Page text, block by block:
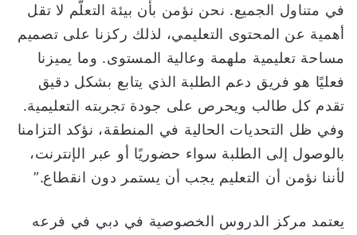
في متناول الجميع. نحن نؤمن بأن بيئة التعلّم لا تقل
أهمية عن المحتوى التعليمي، لذلك ركزنا على تصميم
مساحة تعليمية ملهمة وعالية المستوى. وما يميزنا
فعليًا هو فريق دعم الطلبة الذي يتابع بشكل دقيق
تقدم كل طالب ويحرص على جودة تجربته التعليمية.
وفي ظل التحديات الحالية في المنطقة، نؤكد التزامنا
بالوصول إلى الطلبة سواء حضوريًا أو عبر الإنترنت،
لأننا نؤمن أن التعليم يجب أن يستمر دون انقطاع.”
يعتمد مركز الدروس الخصوصية في دبي في فرعه